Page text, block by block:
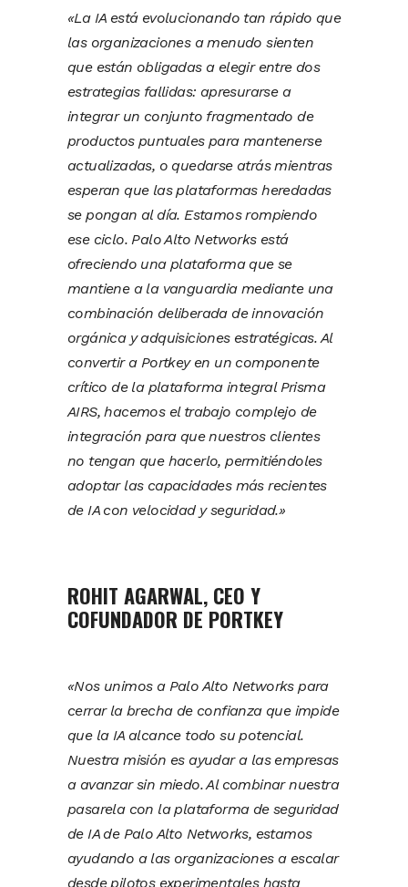
«La IA está evolucionando tan rápido que
las organizaciones a menudo sienten
que están obligadas a elegir entre dos
estrategias fallidas: apresurarse a
integrar un conjunto fragmentado de
productos puntuales para mantenerse
actualizadas, o quedarse atrás mientras
esperan que las plataformas heredadas
se pongan al día. Estamos rompiendo
ese ciclo. Palo Alto Networks está
ofreciendo una plataforma que se
mantiene a la vanguardia mediante una
combinación deliberada de innovación
orgánica y adquisiciones estratégicas. Al
convertir a Portkey en un componente
crítico de la plataforma integral Prisma
AIRS, hacemos el trabajo complejo de
integración para que nuestros clientes
no tengan que hacerlo, permitiéndoles
adoptar las capacidades más recientes
de IA con velocidad y seguridad.»
ROHIT AGARWAL, CEO Y
COFUNDADOR DE PORTKEY
«Nos unimos a Palo Alto Networks para
cerrar la brecha de confianza que impide
que la IA alcance todo su potencial.
Nuestra misión es ayudar a las empresas
a avanzar sin miedo. Al combinar nuestra
pasarela con la plataforma de seguridad
de IA de Palo Alto Networks, estamos
ayudando a las organizaciones a escalar
desde pilotos experimentales hasta